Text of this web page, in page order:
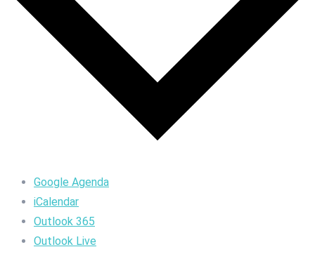
Google Agenda
iCalendar
Outlook 365
Outlook Live